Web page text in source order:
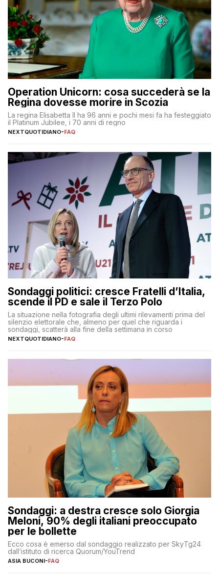
Operation Unicorn: cosa succederà se la
Regina dovesse morire in Scozia
La regina Elisabetta II ha 96 anni e pochi mesi fa ha festeggiato
il Platinum Jubilee, i 70 anni di regno
NEXTQUOTIDIANO-FAQ
Sondaggi politici: cresce Fratelli d’Italia,
scende il PD e sale il Terzo Polo
La situazione nella fotografia degli ultimi rilevamenti prima del
silenzio elettorale che, almeno per quel che riguarda i
sondaggi, scatterà alla fine della settimana in corso
NEXTQUOTIDIANO-FAQ
Sondaggi: a destra cresce solo Giorgia
Meloni, 90% degli italiani preoccupato
per le bollette
Ecco cosa è emerso dal sondaggio realizzato per SkyTg24
dall’istituto di ricerca Quorum/YouTrend
ASIA BUCONI-FAQ